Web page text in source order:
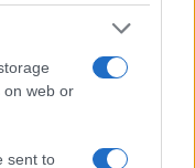
on web or
sent to